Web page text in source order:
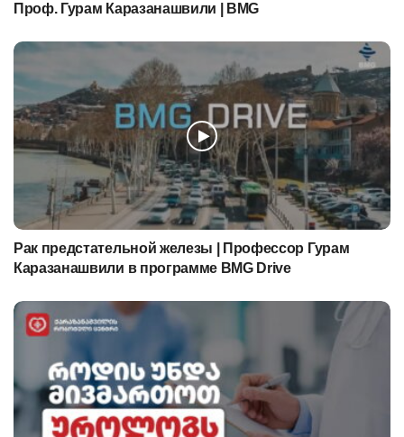
Проф. Гурам Каразанашвили | BMG
Рак предстательной железы | Профессор Гурам
Каразанашвили в программе BMG Drive